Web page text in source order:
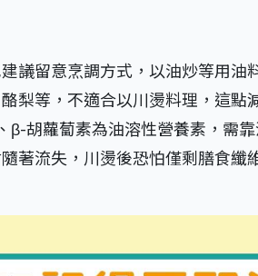
議留意烹調方式，以油炒等用油
梨等，不適合以川燙料理，這點
β-胡蘿蔔素為油溶性營養素，需
著流失，川燙後恐怕僅剩膳食纖